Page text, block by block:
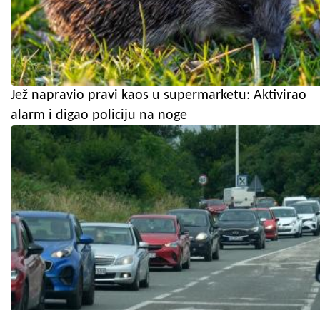
Jež napravio pravi kaos u supermarketu: Aktivirao
alarm i digao policiju na noge